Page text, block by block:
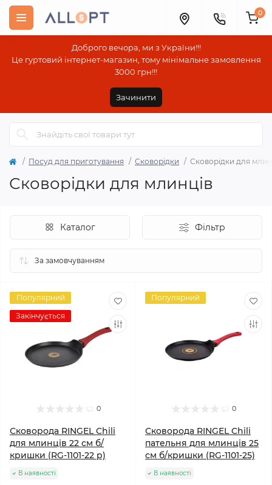
Доброго вечора, ми з України!!!
Це гуртовий інтернет-магазин, тому мінімальне замовлення
3000 грн!!!
Зачинити
0
Посуд для приготування Сковорідки Сковорідки для
Сковорідки для млинців
Каталог Фільтр
Популярний
Закінчується
0
Сковорода RINGEL Chili
для млинців 22 см б/
кришки (RG-1101-22 p)
В наявності
Популярний
0
Сковорода RINGEL Chili
пательня для млинців 25
см б/кришки (RG-1101-25)
В наявності